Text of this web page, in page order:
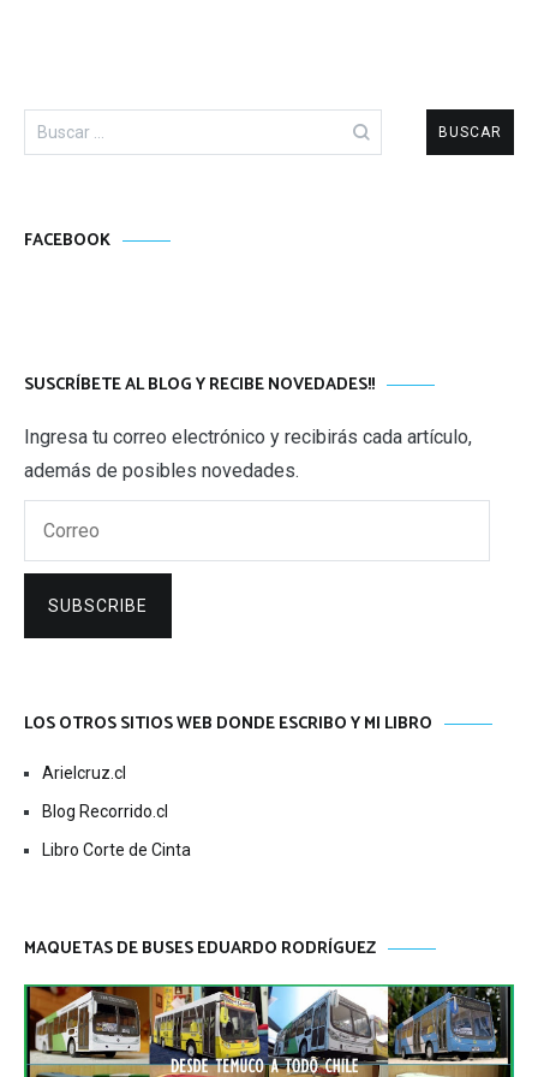
Buscar:
FACEBOOK
SUSCRÍBETE AL BLOG Y RECIBE NOVEDADES!!
Ingresa tu correo electrónico y recibirás cada artículo,
además de posibles novedades.
SUBSCRIBE
LOS OTROS SITIOS WEB DONDE ESCRIBO Y MI LIBRO
Arielcruz.cl
Blog Recorrido.cl
Libro Corte de Cinta
MAQUETAS DE BUSES EDUARDO RODRÍGUEZ